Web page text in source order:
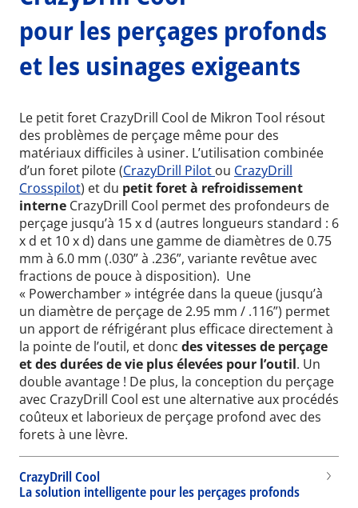
pour les perçages profonds
et les usinages exigeants
Le petit foret CrazyDrill Cool de Mikron Tool résout
des problèmes de perçage même pour des
matériaux difficiles à usiner. L’utilisation combinée
d’un foret pilote (CrazyDrill Pilot ou CrazyDrill
Crosspilot) et du petit foret à refroidissement
interne CrazyDrill Cool permet des profondeurs de
perçage jusqu’à 15 x d (autres longueurs standard : 6
x d et 10 x d) dans une gamme de diamètres de 0.75
mm à 6.0 mm (.030” à .236”, variante revêtue avec
fractions de pouce à disposition). Une
« Powerchamber » intégrée dans la queue (jusqu’à
un diamètre de perçage de 2.95 mm / .116”) permet
un apport de réfrigérant plus efficace directement à
la pointe de l’outil, et donc des vitesses de perçage
et des durées de vie plus élevées pour l’outil. Un
double avantage ! De plus, la conception du perçage
avec CrazyDrill Cool est une alternative aux procédés
coûteux et laborieux de perçage profond avec des
forets à une lèvre.
CrazyDrill Cool
La solution intelligente pour les perçages profonds